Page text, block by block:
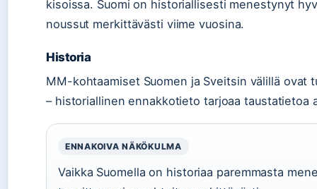
kisoissa. Suomi on historiallisesti menestynyt
noussut merkittävästi viime vuosina.
Historia
MM-kohtaamiset Suomen ja Sveitsin välillä
– historiallinen ennakkotieto tarjoaa taustatietoa
ENNAKOIVA NÄKÖKULMA
Vaikka Suomella on historiaa paremmasta